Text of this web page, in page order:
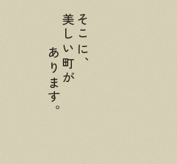
そこに、
美しい町が
あります。